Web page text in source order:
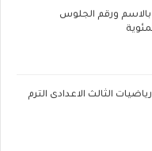
الثانوية العامة 2026 بالاسم ورقم الجلوس
الثالث الاعدادى الترم